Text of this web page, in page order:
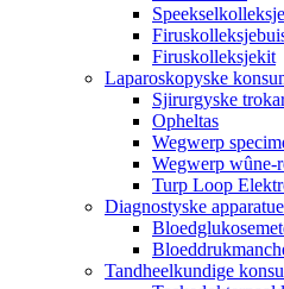
Firuskolleksjekit
Laparoskopyske
Sjirurgyske
Opheltas
Wegwerp
Wegwerp wûne-
Turp Loop
Diagnostyske
Tandheelkundige